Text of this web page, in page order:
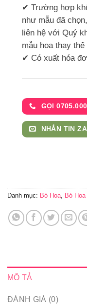
✔ Trường hợp
như mẫu đã
liên hệ với Quý
mẫu hoa thay
✔ Có xuất hóa
GỌI
NHẮN TIN
Danh mục: Bó Hoa, Bó
MÔ TẢ
ĐÁNH GIÁ (0)